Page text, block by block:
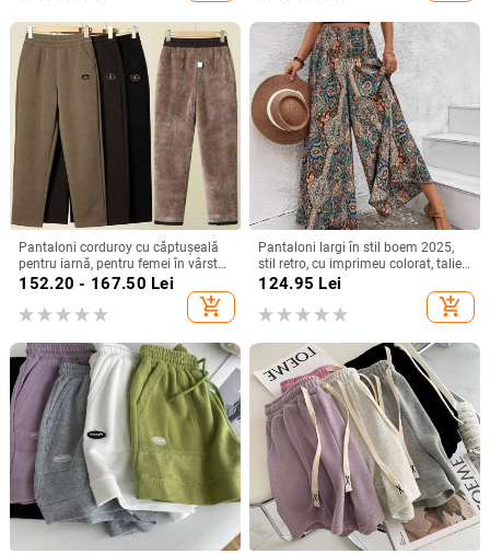
Pantaloni corduroy cu căptușeală
pentru iarnă, pentru femei în vârstă,
stil haarem.
152.20 - 167.50 Lei
add_shopping_cart
Pantaloni largi în stil boem 2025,
stil retro, cu imprimeu colorat, talie
înaltă, croială lejeră
124.95 Lei
add_shopping_cart